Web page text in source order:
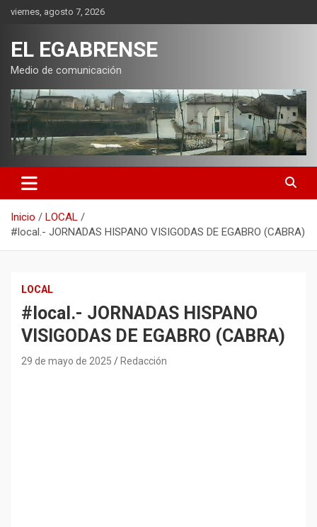
Saltarviernes, agosto 7, 2026
EL EGABRENSE
Medio de comunicación
Inicio
LOCAL
#local.- JORNADAS HISPANO VISIGODAS DE EGABRO (CABRA)
LOCAL
#local.- JORNADAS HISPANO
VISIGODAS DE EGABRO (CABRA)
29 de mayo de 2025 Redacción